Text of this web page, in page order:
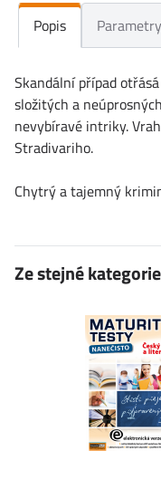
Popis Parametry
Skandální případ
složitých a
nevybíravé intriky.
Stradivariho.
Chytrý a tajemný
Ze stejné kategorie